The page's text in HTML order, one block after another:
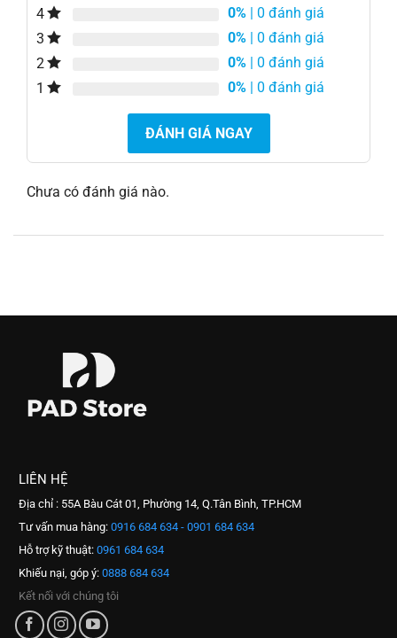
4
0% | 0 đánh giá
3
0% | 0 đánh giá
2
0% | 0 đánh giá
1
0% | 0 đánh giá
ĐÁNH GIÁ NGAY
Chưa có đánh giá nào.
LIÊN HỆ
Địa chỉ : 55A Bàu Cát 01, Phường 14, Q.Tân Bình, TP.HCM
Tư vấn mua hàng: 0916 684 634 - 0901 684 634
Hỗ trợ kỹ thuật: 0961 684 634
Khiếu nại, góp ý: 0888 684 634
Kết nối với chúng tôi